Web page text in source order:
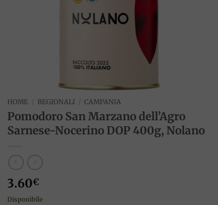
HOME / REGIONALI / CAMPANIA
Pomodoro San Marzano dell’Agro
Sarnese-Nocerino DOP 400g, Nolano
3.60€
Disponibile